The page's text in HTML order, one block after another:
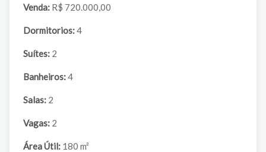
Venda: R$ 720.000,00
Dormitorios: 4
Suítes: 2
Banheiros: 4
Salas: 2
Vagas: 2
Área Útil: 180 m²